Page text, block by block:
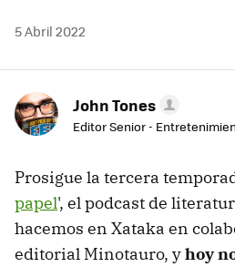
5 Abril 2022
John Tones
Editor Senior -
Prosigue la tercera
papel', el podcast de
hacemos en Xataka en
editorial Minotauro, yhoy